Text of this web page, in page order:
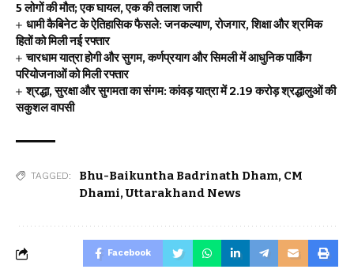
5 लोगों की मौत; एक घायल, एक की तलाश जारी
धामी कैबिनेट के ऐतिहासिक फैसले: जनकल्याण, रोजगार, शिक्षा और श्रमिक
हितों को मिली नई रफ्तार
चारधाम यात्रा होगी और सुगम, कर्णप्रयाग और सिमली में आधुनिक पार्किंग
परियोजनाओं को मिली रफ्तार
श्रद्धा, सुरक्षा और सुगमता का संगम: कांवड़ यात्रा में 2.19 करोड़ श्रद्धालुओं की
सकुशल वापसी
TAGGED: Bhu-Baikuntha Badrinath Dham, CM
Dhami,Uttarakhand News
Facebook